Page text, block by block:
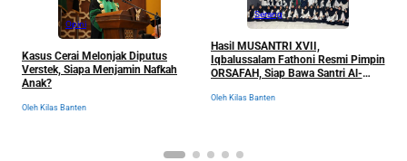
Opini
Kasus Cerai Melonjak Diputus
Verstek, Siapa Menjamin Nafkah
Anak?
Oleh Kilas Banten
Serang
Hasil MUSANTRI XVII,
Iqbalussalam Fathoni Resmi Pimpin
ORSAFAH, Siap Bawa Santri Al-
Oleh Kilas Banten